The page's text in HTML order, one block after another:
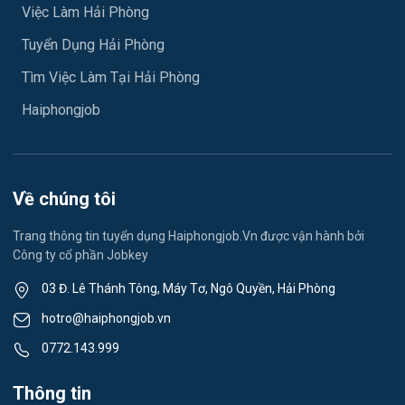
Y tế
May mặc
Lái xe
Tiếng Nhật
Du lịch
Việc làm An Hải
Việc làm An Phong
Việc làm Hải Dương
Việc làm Nam Đồng
Việc làm Tân Hưng
Việc Làm Hải Phòng
Tuyển Dụng Hải Phòng
Tìm Việc Làm Tại Hải Phòng
Haiphongjob
Về chúng tôi
Trang thông tin tuyển dụng Haiphongjob.Vn được vận hành bởi
Công ty cổ phần Jobkey
03 Đ. Lê Thánh Tông, Máy Tơ, Ngô Quyền, Hải Phòng
hotro@haiphongjob.vn
0772.143.999
Thông tin